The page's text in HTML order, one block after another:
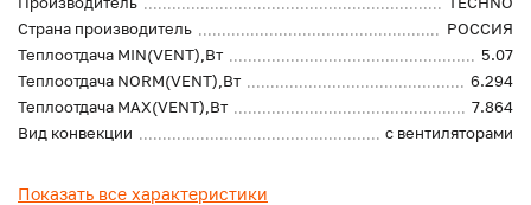
Страна производитель
РОССИЯ
Теплоотдача MIN(VENT),Вт
5.07
Теплоотдача NORM(VENT),Вт
6.294
Теплоотдача MAX(VENT),Вт
7.864
Вид конвекции
с вентиляторами
Показать все характеристики